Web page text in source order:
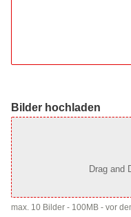
Bilder hochladen
Drag and
max. 10 Bilder - 100MB - vor